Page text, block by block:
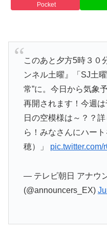
Pocket
このあと夕方5時３０
ンネル土曜』「SJ土
常”に。今日から気象
再開されます！今週
日の空模様は～？？
ら！みなさんにハー
穂）」 pic.twitter.com/
— テレビ朝日 アナウ
(@announcers_EX)